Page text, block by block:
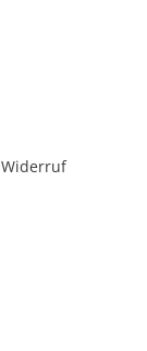
Widerruf